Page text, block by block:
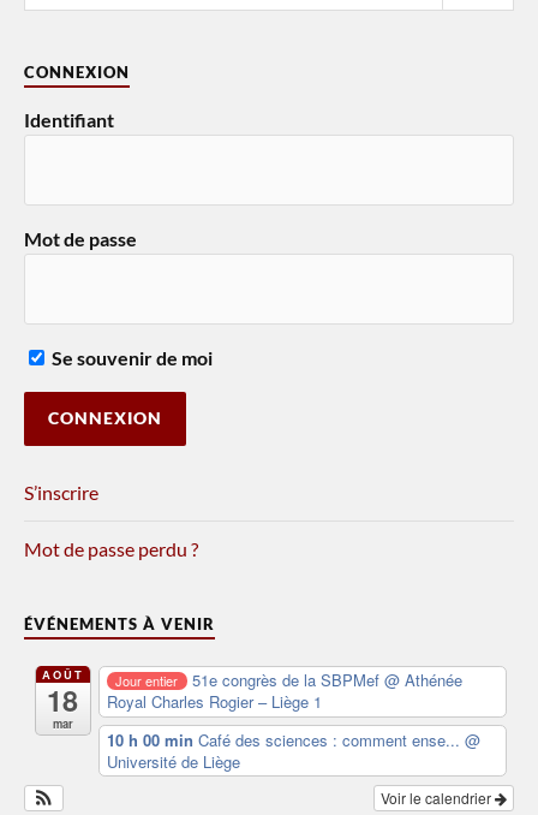
CONNEXION
Identifiant
Mot de passe
Se souvenir de moi
S’inscrire
Mot de passe perdu ?
ÉVÉNEMENTS À VENIR
AOÛT
18
mar
Jour entier 51e congrès de la SBPMef@ Athénée
Royal Charles Rogier – Liège 1
10 h 00 min Café des sciences : comment ense... @
Université de Liège
Voir le calendrier